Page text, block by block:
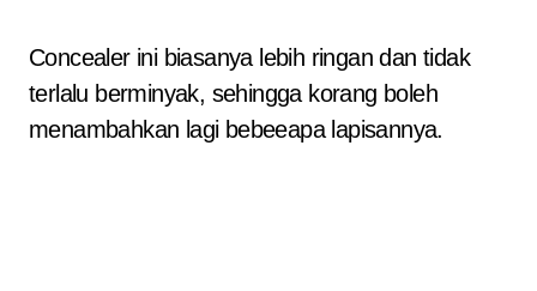
Concealer ini biasanya lebih ringan dan tidak
terlalu berminyak, sehingga korang boleh
menambahkan lagi bebeeapa lapisannya.